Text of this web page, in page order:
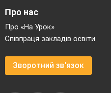
Про нас
Про «На Урок»
Співпраця закладів освіти
Зворотний зв'язок